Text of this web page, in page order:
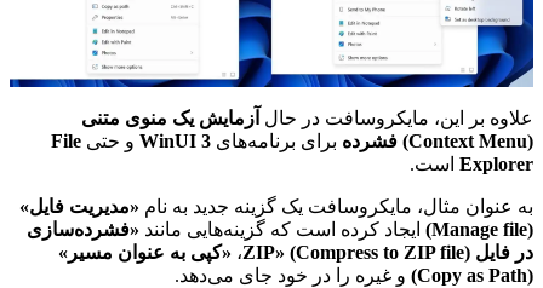
علاوه بر این، مایکروسافت در حال آزمایش یک منوی متنی
(Context Menu) فشرده
برای برنامه‌های WinUI 3 و حتی File
Explorer است.
به عنوان مثال، مایکروسافت یک گزینه جدید به نام «مدیریت فایل»
(Manage file)
ایجاد کرده است که گزینه‌هایی مانند «فشرده‌سازی
در فایل ZIP» (Compress to ZIP file)
، «کپی به عنوان مسیر»
(Copy as Path)
و غیره را در خود جای می‌دهد.